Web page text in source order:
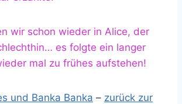
wir schon wieder in Alice, der
es folgte ein langer
mal zu frühes aufstehen!
und Banka Banka – zurück zur